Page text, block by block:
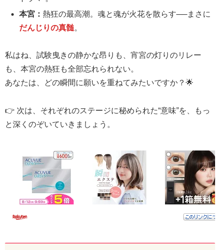
本宮：熱狂の最高潮。魂と魂が火花を散らす──まさに
だんじりの真髄。
私はね、試験曳きの静かな昂りも、宵宮の灯りのリレー
も、本宮の熱狂も全部忘れられない。
あなたは、どの瞬間に願いを重ねてみたいですか？🌟
👉 次は、それぞれのステージに秘められた“意味”を、もっ
と深くのぞいていきましょう。